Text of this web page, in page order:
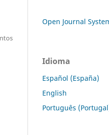
Open Journal
Idioma
Español (España)
English
Português